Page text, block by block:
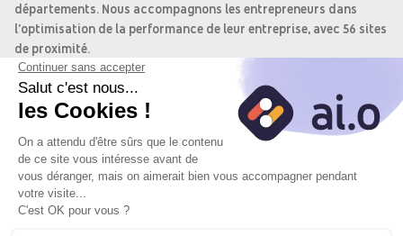
départements. Nous accompagnons les entrepreneurs dans
l'optimisation de la performance de leur entreprise, avec 56 sites
de proximité.
Objectif du poste:En tant que collaborateur comptable, vous
intervenez sur un portefeuille de clients de différents secteurs
d'activité et êtes responsable de l'établissement des comptes
annuels et de la présentation des comptes aux clients. Vous
jouez également un rôle clé dans la fidélisation des clients.
Missions: